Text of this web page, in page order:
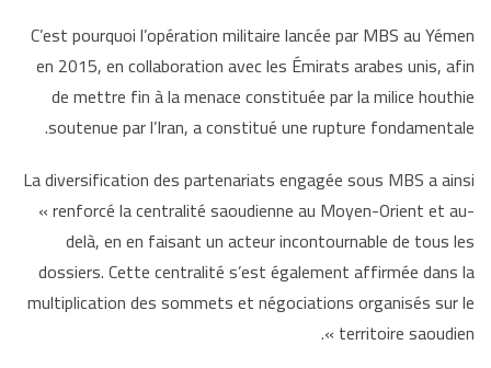
C’est pourquoi l’opération militaire lancée par MBS au Yémen
en 2015, en collaboration avec les Émirats arabes unis, afin
de mettre fin à la menace constituée par la milice houthie
soutenue par l’Iran, a constitué une rupture fondamentale.
La diversification des partenariats engagée sous MBS a ainsi
« renforcé la centralité saoudienne au Moyen-Orient et au-
delà, en en faisant un acteur incontournable de tous les
dossiers. Cette centralité s’est également affirmée dans la
multiplication des sommets et négociations organisés sur le
territoire saoudien ».